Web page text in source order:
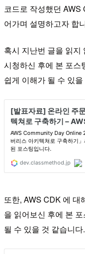
코드로 작성했던
어가며 설명하고자 합
혹시 지난번 글을 읽지
시청하신 후에 본 포스
쉽게 이해가 될 수 있
또한, AWS CDK 에 대
을 읽어보신 후에 본
될 수 있을 것 같습니다.